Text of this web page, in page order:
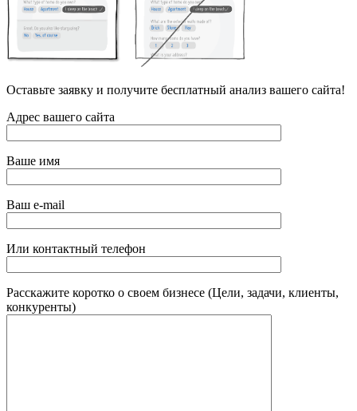
Оставьте заявку и получите бесплатный анализ вашего сайта!
Адрес вашего сайта
Ваше имя
Ваш e-mail
Или контактный телефон
Расскажите коротко о своем бизнесе (Цели, задачи, клиенты,
конкуренты)